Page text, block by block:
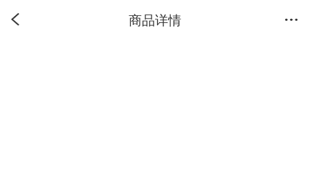
商品详情